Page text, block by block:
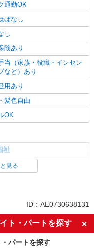
通勤OK
ぼなし
し
険あり
当（家族・役職・インセン
など）あり
用あり
髪色自由
OK
祉
支給
育休取得実績あり
見る
ID：AE0730638131
ト・パートを探す
パートを探す